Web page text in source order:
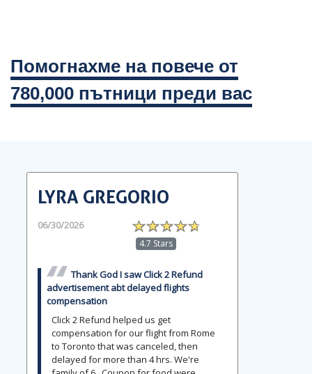
Помогнахме на повече от
780,000 пътници преди вас
LYRA GREGORIO
06/30/2026
4.7 Stars
Thank God I saw Click 2 Refund
advertisement abt delayed flights
compensation
Click 2 Refund helped us get
compensation for our flight from Rome
to Toronto that was canceled, then
delayed for more than 4 hrs. We're